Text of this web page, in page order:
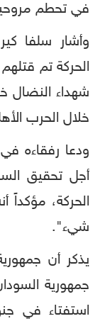
في تحطم
وأشار سلفا
الحركة تم
شهداء النضال
خلال الحرب
ودعا رفقاءه
أجل تحقيق
الحركة،
شيء".
يذكر أن
استفتاء في